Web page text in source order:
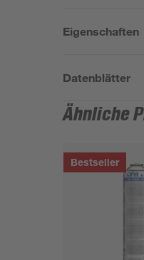
Eigenschaften
Datenblätter
Ähnliche
Bestseller